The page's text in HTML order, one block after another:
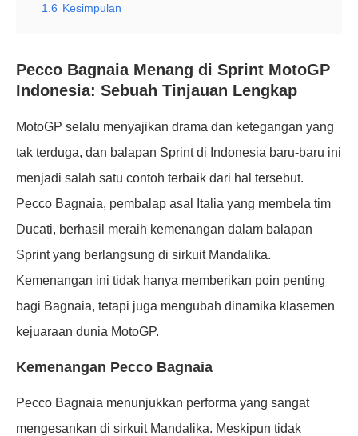
1.6 Kesimpulan
Pecco Bagnaia Menang di Sprint MotoGP
Indonesia: Sebuah Tinjauan Lengkap
MotoGP selalu menyajikan drama dan ketegangan yang
tak terduga, dan balapan Sprint di Indonesia baru-baru ini
menjadi salah satu contoh terbaik dari hal tersebut.
Pecco Bagnaia, pembalap asal Italia yang membela tim
Ducati, berhasil meraih kemenangan dalam balapan
Sprint yang berlangsung di sirkuit Mandalika.
Kemenangan ini tidak hanya memberikan poin penting
bagi Bagnaia, tetapi juga mengubah dinamika klasemen
kejuaraan dunia MotoGP.
Kemenangan Pecco Bagnaia
Pecco Bagnaia menunjukkan performa yang sangat
mengesankan di sirkuit Mandalika. Meskipun tidak